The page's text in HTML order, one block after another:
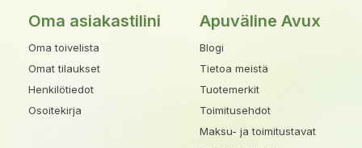
Oma asiakastilini
Oma toivelista
Omat tilaukset
Henkilötiedot
Osoitekirja
Apuväline Avux
Blogi
Tietoa meistä
Tuotemerkit
Toimitusehdot
Maksu- ja toimitustavat